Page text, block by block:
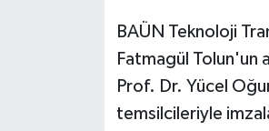
BAÜN Teknoloji
Fatmagül Tolun'un
Prof. Dr. Yücel
temsilcileriyle
Otomobil
POLİTİKA